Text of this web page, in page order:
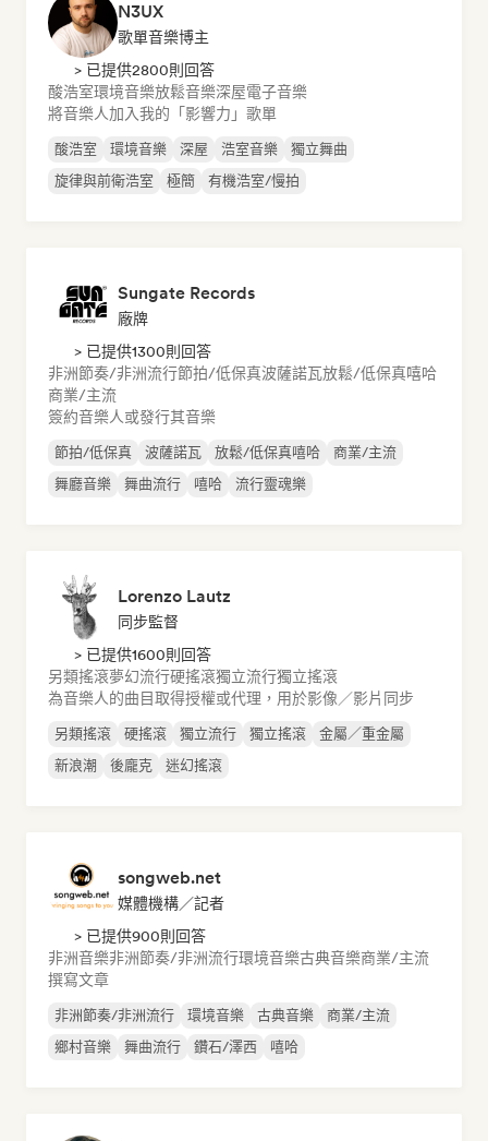
N3UX
歌單音樂博主
> 已提供2800則回答
酸浩室環境音樂放鬆音樂深屋電子音樂
將音樂人加入我的「影響力」歌單
酸浩室 環境音樂 深屋 浩室音樂
獨立舞曲
旋律與前衛浩室
極簡 有機浩室/慢拍
Sungate Records
廠牌
> 已提供1300則回答
非洲節奏/非洲流行節拍/低保真波薩諾瓦放鬆/低保真嘻哈
商業/主流
簽約音樂人或發行其音樂
節拍/低保真 波薩諾瓦 放鬆/低保真嘻哈
商業/主流
舞廳音樂
舞曲流行 嘻哈 流行靈魂樂
Lorenzo Lautz
同步監督
> 已提供1600則回答
另類搖滾夢幻流行硬搖滾獨立流行獨立搖滾
為音樂人的曲目取得授權或代理，用於影像／影片同步
另類搖滾 硬搖滾 獨立流行 獨立搖滾
金屬／重金屬
新浪潮
後龐克 迷幻搖滾
songweb.net
媒體機構／記者
> 已提供900則回答
非洲音樂非洲節奏/非洲流行環境音樂古典音樂商業/主流
撰寫文章
非洲節奏/非洲流行 環境音樂 古典音樂
商業/主流
鄉村音樂
舞曲流行 鑽石/澤西 嘻哈